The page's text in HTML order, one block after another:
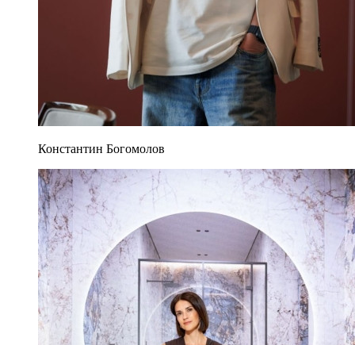
Константин Богомолов